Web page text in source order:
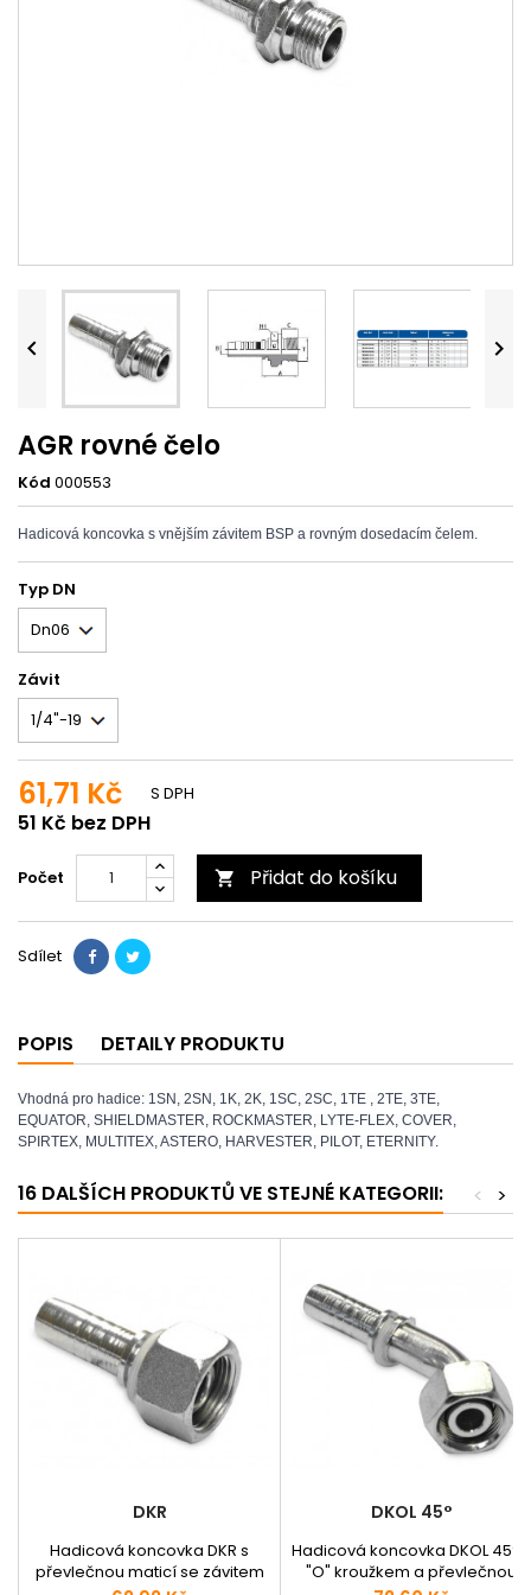
 
AGR rovné čelo
Kód 000553
Hadicová koncovka s vnějším závitem BSP a rovným dosedacím čelem.
Typ DN
Závit
61,71 Kč
51 Kč bez DPH
S DPH
Počet  Přidat do košíku
Sdílet
POPIS DETAILY PRODUKTU
Vhodná pro hadice: 1SN, 2SN, 1K, 2K, 1SC, 2SC, 1TE , 2TE, 3TE,
EQUATOR, SHIELDMASTER, ROCKMASTER, LYTE-FLEX, COVER,
SPIRTEX, MULTITEX, ASTERO, HARVESTER, PILOT, ETERNITY.
16 DALŠÍCH PRODUKTŮ VE STEJNÉ KATEGORII: >
<
DKR
Hadicová koncovka DKR s
převlečnou maticí se závitem
DKOL 45°
Hadicová koncovka DKOL 45° s
"O" kroužkem a převlečnou